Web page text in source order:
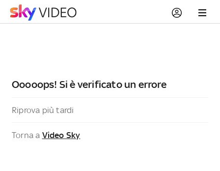
Ooooops! Si è verificato un errore
Riprova più tardi
Torna a Video Sky